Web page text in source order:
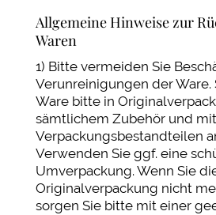
Allgemeine Hinweise zur
Waren
1) Bitte vermeiden Sie
Verunreinigungen der Ware.
Ware bitte in
sämtlichem Zubehör und
Verpackungsbestandteilen
Verwenden Sie ggf. eine
Umverpackung. Wenn Sie
Originalverpackung nicht
sorgen Sie bitte mit einer